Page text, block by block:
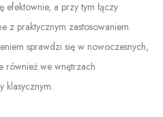
efektownie, a przy tym łączy
z praktycznym zastosowaniem.
sprawdzi się w nowoczesnych,
również we wnętrzach
klasycznym.